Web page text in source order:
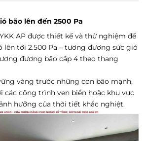
bão lên đến 2500 Pa
AP được thiết kế và thử nghiệm để
lên tới 2.500 Pa – tương đương sức gió
đương bão cấp 4 theo thang
vàng trước những cơn bão mạnh,
các công trình ven biển hoặc khu vực
hưởng của thời tiết khắc nghiệt.